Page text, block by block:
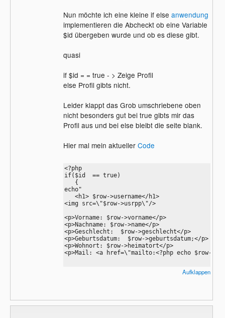
Nun möchte ich eine kleine if else anwendung
implementieren die Abcheckt ob eine Variable
$id übergeben wurde und ob es diese gibt.
quasi
if $id = = true - > Zeige Profil
else Profil gibts nicht.
Leider klappt das Grob umschriebene oben
nicht besonders gut bei true gibts mir das
Profil aus und bei else bleibt die seite blank.
Hier mal mein aktueller Code
<?php
if($id  == true)
   {
echo"
   <h1> $row->username</h1>
<img src=\"$row->usrpp\"/>
<p>Vorname: $row->vorname</p>
<p>Nachname: $row->name</p>
<p>Geschlecht:  $row->geschlecht</p>
<p>Geburtsdatum:  $row->geburtsdatum;</p>
<p>Wohnort: $row->heimatort</p>
<p>Mail: <a href=\"mailto:<?php echo $row-
   {
Aufklappen